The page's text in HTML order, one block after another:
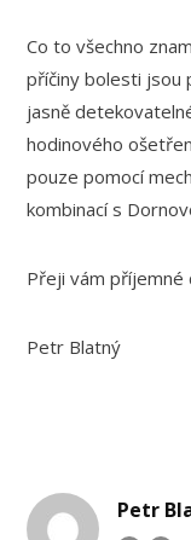
Co to všechno
příčiny bolesti jsou
jasně
hodinového
pouze pomocí
kombinací s
Přeji vám příjemné
Petr Blatný
Petr